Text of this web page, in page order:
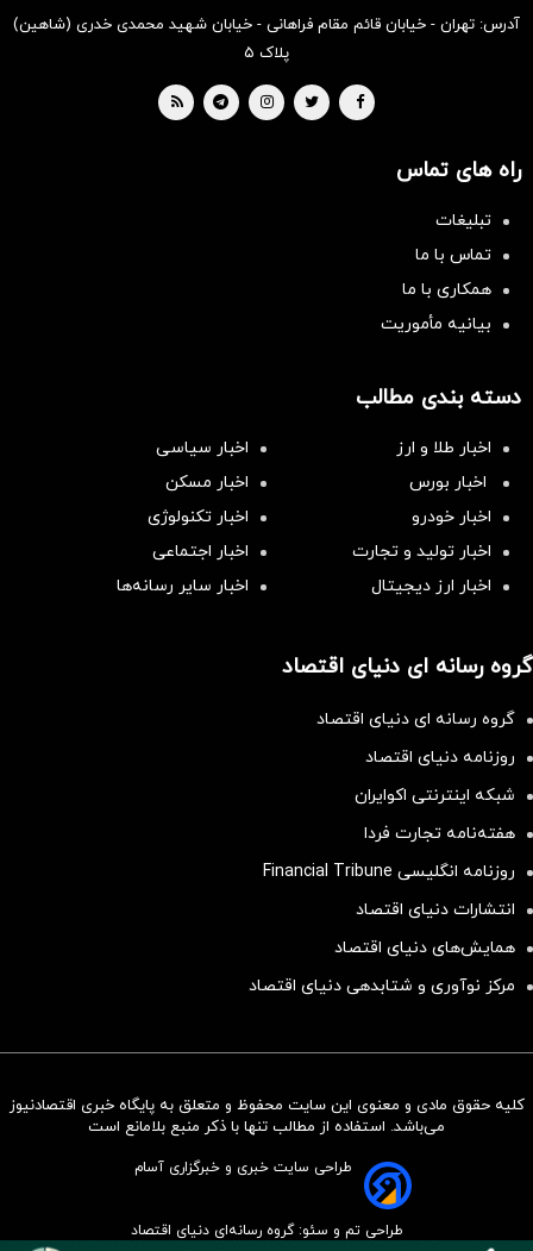
سرمایه‌گذاری همسنگ با شاخص
آدرس: تهران - خیابان قائم مقام فراهانی - خیابان شهید محمدی خدری (شاهین)
پلاک ۵
راه های تماس
تبلیغات
تماس با ما
همکاری با ما
بیانیه مأموریت
دسته بندی مطالب
اخبار طلا و ارز
اخبار سیاسی
اخبار بورس
اخبار مسکن
اخبار خودرو
اخبار تکنولوژی
اخبار تولید و تجارت
اخبار اجتماعی
اخبار ارز دیجیتال
اخبار سایر رسانه‌‌ها
گروه رسانه ای دنیای اقتصاد
گروه رسانه ای دنیای اقتصاد
روزنامه دنیای اقتصاد
شبکه اینترنتی اکوایران
هفته‌نامه تجارت فردا
روزنامه انگلیسی Financial Tribune
انتشارات دنیای اقتصاد
همایش‌های دنیای اقتصاد
مرکز نوآوری و شتابدهی دنیای اقتصاد
کلیه حقوق مادی و معنوی این سایت محفوظ و متعلق به پایگاه خبری اقتصادنیوز
می‌باشد. استفاده از مطالب تنها با ذکر منبع بلامانع است
طراحی سایت خبری و خبرگزاری آسام
طراحی تم و سئو: گروه رسانه‌ای دنیای اقتصاد